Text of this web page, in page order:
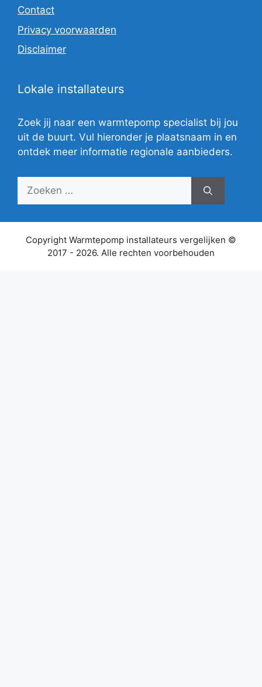
Contact
Privacy voorwaarden
Disclaimer
Lokale installateurs
Zoek jij naar een warmtepomp specialist bij jou
uit de buurt. Vul hieronder je plaatsnaam in en
ontdek meer informatie regionale aanbieders.
Zoek
Copyright Warmtepomp installateurs vergelijken ©
2017 - 2026. Alle rechten voorbehouden